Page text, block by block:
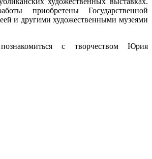
приобретены Государственной
и другими художественными музеями
с творчеством Юрия